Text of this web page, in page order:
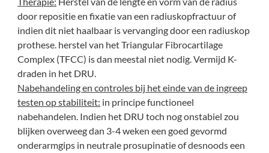
door repositie en fixatie van een radiuskopfractuur of
indien dit niet haalbaar is vervanging door een radiuskop
prothese. herstel van het Triangular Fibrocartilage
Complex (TFCC) is dan meestal niet nodig. Vermijd K-
draden in het DRU.
Nabehandeling en controles bij het einde van de ingreep
testen op stabiliteit: in principe functioneel
nabehandelen. Indien het DRU toch nog onstabiel zou
blijken overweeg dan 3-4 weken een goed gevormd
onderarmgips in neutrale prosupinatie of desnoods een